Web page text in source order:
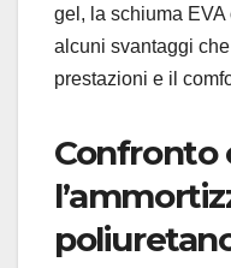
gel, la schiuma
alcuni svantaggi
prestazioni e il
Confronto